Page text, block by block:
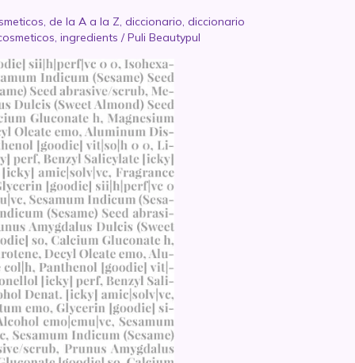
, de la A a la Z, diccionario, diccionario
, ingredients /Puli Beautypul